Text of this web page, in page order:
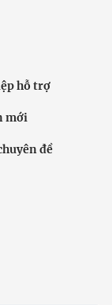
hỗ trợ
mới
đề